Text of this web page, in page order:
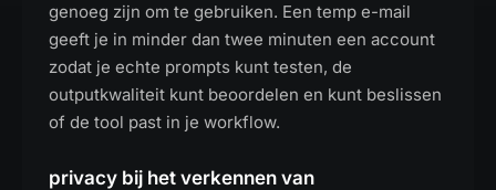
genoeg zijn om te gebruiken. Een temp e-mail
geeft je in minder dan twee minuten een account
zodat je echte prompts kunt testen, de
outputkwaliteit kunt beoordelen en kunt beslissen
of de tool past in je workflow.
privacy bij het verkennen van